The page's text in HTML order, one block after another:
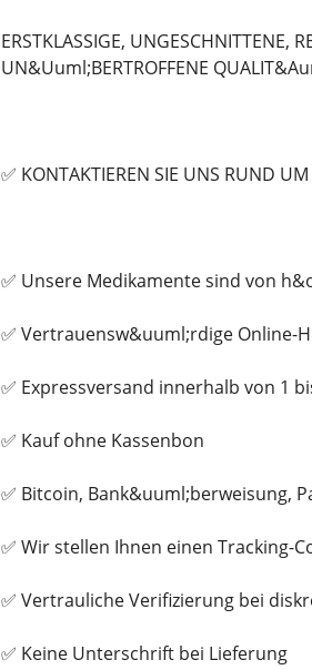
ERSTKLASSIGE, UNGESCHNITTENE,
UN&Uuml;BERTROFFENE
✅ KONTAKTIEREN SIE UNS RUND
✅ Unsere Medikamente sind von
✅ Vertrauensw&uuml;rdige Online-
✅ Expressversand innerhalb von 1
✅ Kauf ohne Kassenbon
✅ Bitcoin, Bank&uuml;berweisung,
✅ Wir stellen Ihnen einen Tracking-
✅ Vertrauliche Verifizierung bei
✅ Keine Unterschrift bei Lieferung